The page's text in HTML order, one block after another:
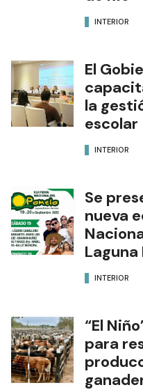
INTERIOR
El
la
escolar
INTERIOR
Se
nueva
Laguna
INTERIOR
“El
para